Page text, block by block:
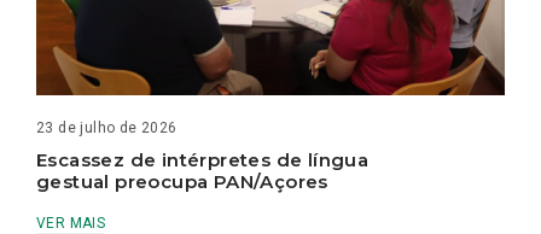
23 de julho de 2026
Escassez de intérpretes de língua
gestual preocupa PAN/Açores
VER MAIS